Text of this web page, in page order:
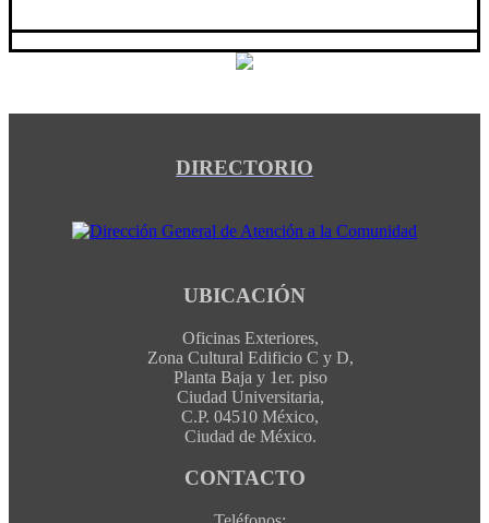
DIRECTORIO
UBICACIÓN
Oficinas Exteriores,
Zona Cultural Edificio C y D,
Planta Baja y 1er. piso
Ciudad Universitaria,
C.P. 04510 México,
Ciudad de México.
CONTACTO